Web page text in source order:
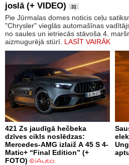
joslā (+ VIDEO)
31
Pie Jūrmalas domes noticis ceļu
"Chrysler" vieglās automašīnas
no saules un ietriecās stāvoša 4.
aizmugurējā stūrī. LASĪT VAIRĀK
421 Zs jaudīgā hečbeka
dzīves cikls noslēdzas:
Mercedes-AMG izlaiž A 45 S 4-
Matic+ “Final Edition” (+
FOTO)